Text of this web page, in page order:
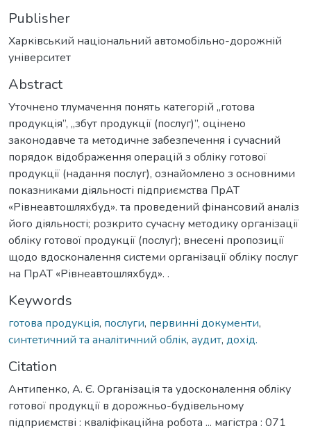
Publisher
Харківський національний автомобільно-дорожній
університет
Abstract
Уточнено тлумачення понять категорій „готова
продукція”, „збут продукції (послуг)”, оцінено
законодавче та методичне забезпечення і сучасний
порядок відображення операцій з обліку готової
продукції (надання послуг), ознайомлено з основними
показниками діяльності підприємства ПрАТ
«Рівнеавтошляхбуд». та проведений фінансовий аналіз
його діяльності; розкрито сучасну методику організації
обліку готової продукції (послуг); внесені пропозиції
щодо вдосконалення системи організації обліку послуг
на ПрАТ «Рівнеавтошляхбуд». .
Keywords
готова продукція, послуги, первинні документи,
синтетичний та аналітичний облік, аудит, дохід.
Citation
Антипенко, А. Є. Організація та удосконалення обліку
готової продукції в дорожньо-будівельному
підприємстві : кваліфікаційна робота ... магістра : 071